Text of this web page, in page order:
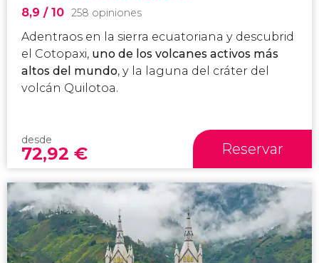
8,9 / 10 258 opiniones
Adentraos en la sierra ecuatoriana y descubrid
el Cotopaxi, uno de los volcanes activos más
altos del mundo, y la laguna del cráter del
volcán Quilotoa.
desde
72,92 € Reservar